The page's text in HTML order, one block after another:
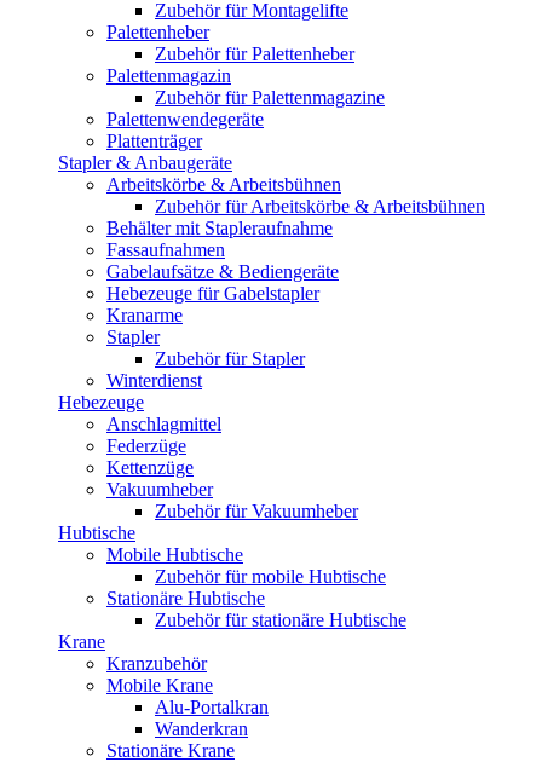
Zubehör für Montagelifte
Palettenheber
Zubehör für Palettenheber
Palettenmagazin
Zubehör für Palettenmagazine
Palettenwendegeräte
Plattenträger
Stapler & Anbaugeräte
Arbeitskörbe & Arbeitsbühnen
Zubehör für Arbeitskörbe & Arbeitsbühnen
Behälter mit Stapleraufnahme
Fassaufnahmen
Gabelaufsätze & Bediengeräte
Hebezeuge für Gabelstapler
Kranarme
Stapler
Zubehör für Stapler
Winterdienst
Hebezeuge
Anschlagmittel
Federzüge
Kettenzüge
Vakuumheber
Zubehör für Vakuumheber
Hubtische
Mobile Hubtische
Zubehör für mobile Hubtische
Stationäre Hubtische
Zubehör für stationäre Hubtische
Krane
Kranzubehör
Mobile Krane
Alu-Portalkran
Wanderkran
Stationäre Krane